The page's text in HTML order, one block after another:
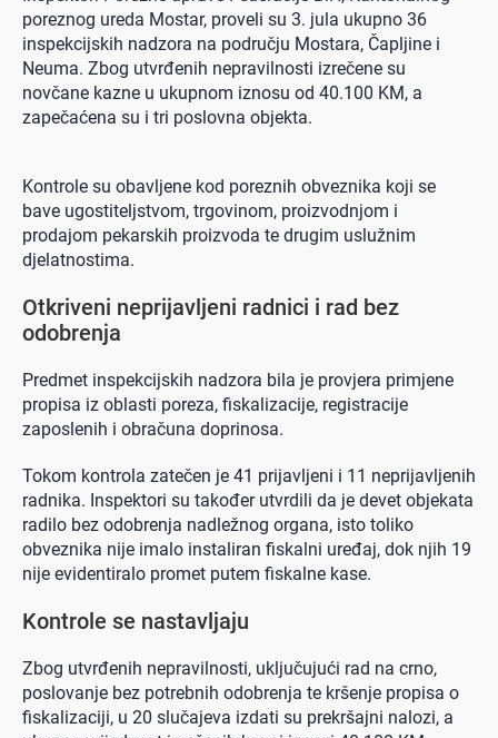
poreznog ureda Mostar, proveli su 3. jula ukupno 36
inspekcijskih nadzora na području Mostara, Čapljine i
Neuma. Zbog utvrđenih nepravilnosti izrečene su
novčane kazne u ukupnom iznosu od 40.100 KM, a
zapečaćena su i tri poslovna objekta.
Kontrole su obavljene kod poreznih obveznika koji se
bave ugostiteljstvom, trgovinom, proizvodnjom i
prodajom pekarskih proizvoda te drugim uslužnim
djelatnostima.
Otkriveni neprijavljeni radnici i rad bez
odobrenja
Predmet inspekcijskih nadzora bila je provjera primjene
propisa iz oblasti poreza, fiskalizacije, registracije
zaposlenih i obračuna doprinosa.
Tokom kontrola zatečen je 41 prijavljeni i 11 neprijavljenih
radnika. Inspektori su također utvrdili da je devet objekata
radilo bez odobrenja nadležnog organa, isto toliko
obveznika nije imalo instaliran fiskalni uređaj, dok njih 19
nije evidentiralo promet putem fiskalne kase.
Kontrole se nastavljaju
Zbog utvrđenih nepravilnosti, uključujući rad na crno,
poslovanje bez potrebnih odobrenja te kršenje propisa o
fiskalizaciji, u 20 slučajeva izdati su prekršajni nalozi, a